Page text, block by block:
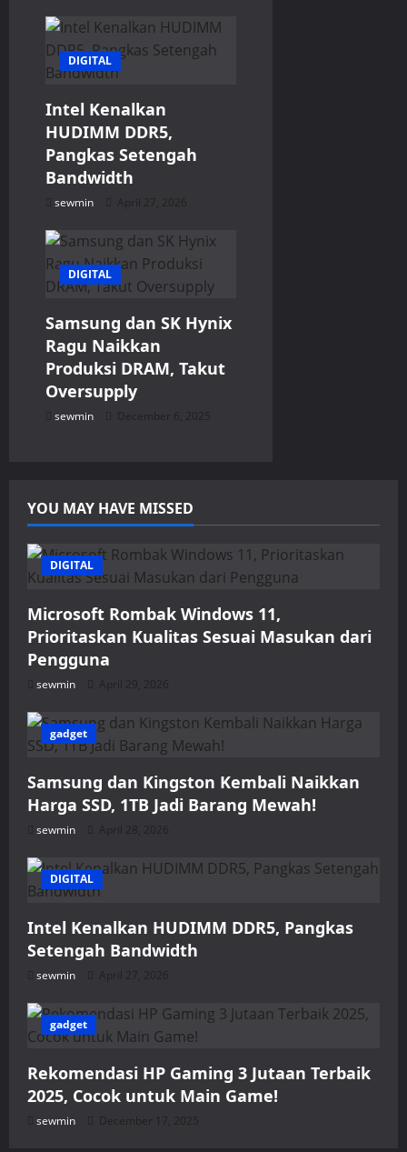
DIGITAL
Intel Kenalkan
HUDIMM DDR5,
Pangkas Setengah
Bandwidth
sewmin April 27, 2026
DIGITAL
Samsung dan SK Hynix
Ragu Naikkan
Produksi DRAM, Takut
Oversupply
sewmin December 6, 2025
YOU MAY HAVE MISSED
DIGITAL
Microsoft Rombak Windows 11,
Prioritaskan Kualitas Sesuai Masukan dari
Pengguna
sewmin April 29, 2026
gadget
Samsung dan Kingston Kembali Naikkan
Harga SSD, 1TB Jadi Barang Mewah!
sewmin April 28, 2026
DIGITAL
Intel Kenalkan HUDIMM DDR5, Pangkas
Setengah Bandwidth
sewmin April 27, 2026
gadget
Rekomendasi HP Gaming 3 Jutaan Terbaik
2025, Cocok untuk Main Game!
sewmin December 17, 2025